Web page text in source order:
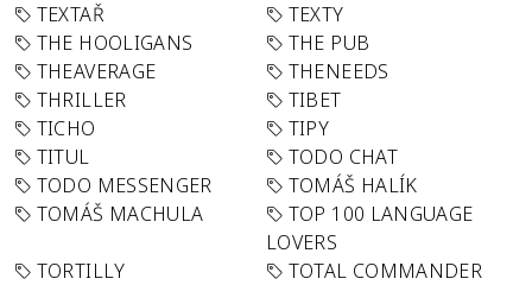
TEXTAŘ
TEXTY
THE HOOLIGANS
THE PUB
THEAVERAGE
THENEEDS
THRILLER
TIBET
TICHO
TIPY
TITUL
TODO CHAT
TODO MESSENGER
TOMÁŠ HALÍK
TOMÁŠ MACHULA
TOP 100 LANGUAGE
LOVERS
TORTILLY
TOTAL COMMANDER